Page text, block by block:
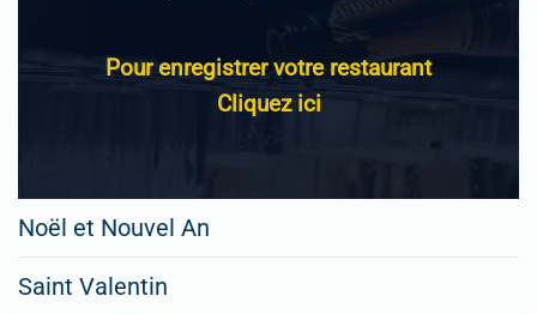
Pour enregistrer votre restaurant
Cliquez ici
Noël et Nouvel An
Saint Valentin